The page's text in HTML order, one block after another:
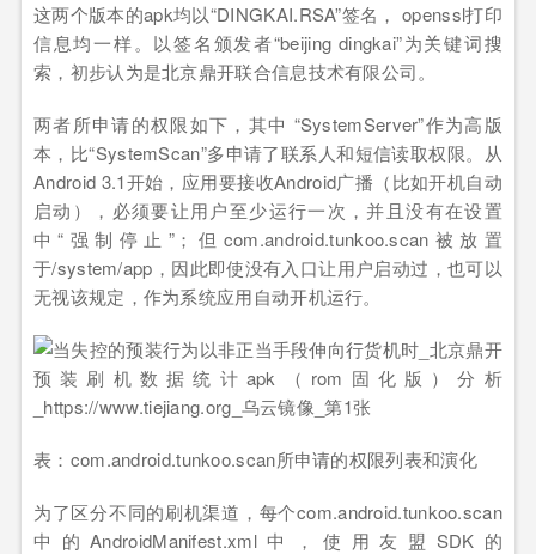
这两个版本的apk均以“DINGKAI.RSA”签名， openssl打印
信息均一样。以签名颁发者“beijing dingkai”为关键词搜
索，初步认为是北京鼎开联合信息技术有限公司。
两者所申请的权限如下，其中 “SystemServer”作为高版
本，比“SystemScan”多申请了联系人和短信读取权限。从
Android 3.1开始，应用要接收Android广播（比如开机自动
启动），必须要让用户至少运行一次，并且没有在设置
中“强制停止”；但com.android.tunkoo.scan被放置
于/system/app，因此即使没有入口让用户启动过，也可以
无视该规定，作为系统应用自动开机运行。
表：com.android.tunkoo.scan所申请的权限列表和演化
为了区分不同的刷机渠道，每个com.android.tunkoo.scan
中的AndroidManifest.xml中，使用友盟SDK的